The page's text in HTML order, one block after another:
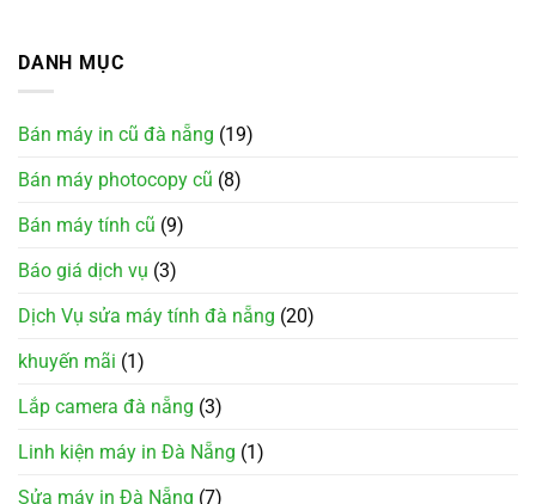
DANH MỤC
Bán máy in cũ đà nẵng (19)
Bán máy photocopy cũ (8)
Bán máy tính cũ (9)
Báo giá dịch vụ (3)
Dịch Vụ sửa máy tính đà nẵng (20)
khuyến mãi (1)
Lắp camera đà nẵng (3)
Linh kiện máy in Đà Nẵng (1)
Sửa máy in Đà Nẵng (7)